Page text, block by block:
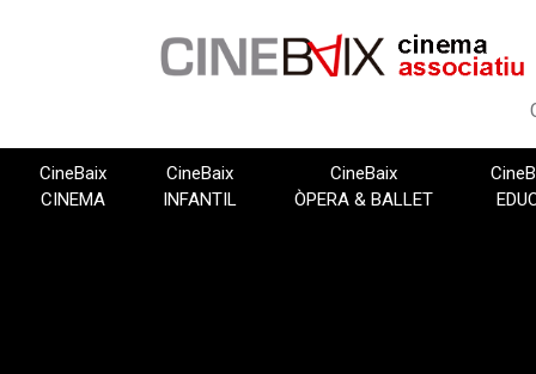
CineBaix
CINEMA
CineBaix
INFANTIL
CineBaix
ÒPERA & BALLET